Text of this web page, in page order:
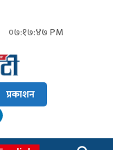
०७:१७:४८ PM
प्रकाशन